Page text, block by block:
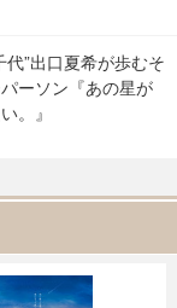
代”出口夏希が歩むそ
ーソン『あの星が
。』